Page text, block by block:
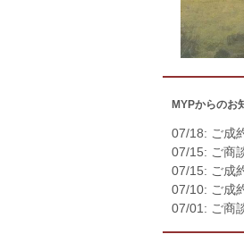
MYPからのお
07/18: ご成
07/15: ご商
07/15: ご成
07/10: ご成
07/01: ご商